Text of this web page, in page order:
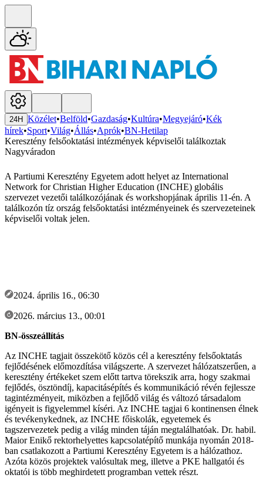
24H Közélet•Belföld•Gazdaság•Kultúra•Megyejáró•Kék
hírek•Sport•Világ•Állás•Aprók•BN-Hetilap
Keresztény felsőoktatási intézmények képviselői találkoztak
Nagyváradon
A Partiumi Keresztény Egyetem adott helyet az International
Network for Christian Higher Education (INCHE) globális
szervezet vezetői találkozójának és workshopjának április 11-én. A
találkozón tíz ország felsőoktatási intézményeinek és szervezeteinek
képviselői voltak jelen.
2024. április 16., 06:30
2026. március 13., 00:01
BN-összeállítás
Az INCHE tagjait összekötő közös cél a keresztény felsőoktatás
fejlődésének előmozdítása világszerte. A szervezet hálózatszerűen, a
keresztény értékeket szem előtt tartva törekszik arra, hogy szakmai
fejlődés, ösztöndíj, kapacitásépítés és kommunikáció révén fejlessze
tagintézményeit, miközben a fejlődő világ és változó társadalom
igényeit is figyelemmel kíséri. Az INCHE tagjai 6 kontinensen élnek
és tevékenykednek, az INCHE főiskolák, egyetemek és
tagszervezetek pedig a világ minden táján megtalálhatóak. Dr. habil.
Maior Enikő rektorhelyettes kapcsolatépítő munkája nyomán 2018-
ban csatlakozott a Partiumi Keresztény Egyetem is a hálózathoz.
Azóta közös projektek valósultak meg, illetve a PKE hallgatói és
oktatói is több meghirdetett programban vettek részt.